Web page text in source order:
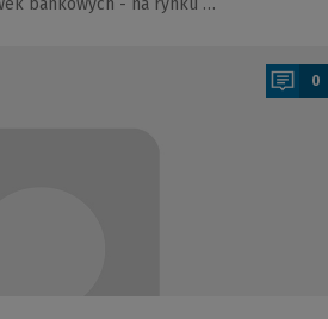
bankowych - na rynku …
0